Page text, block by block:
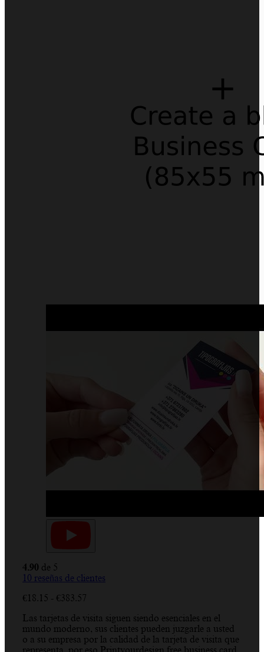
4.90 de 5
10 reseñas de clientes
€18.15 - €383.57
precios:
desde
€18.15
Las tarjetas de visita siguen siendo esenciales en el
mundo moderno, sus clientes pueden juzgarle a usted
o a su empresa por la calidad de la tarjeta de visita que